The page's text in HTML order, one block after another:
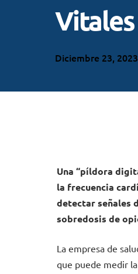
Diciembre 23, 2023
Una “píldora
la frecuencia
detectar señales
sobredosis de
La empresa de
que puede medir